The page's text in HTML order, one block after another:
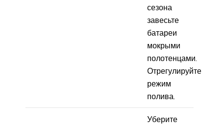
сезона
завесьте
батареи
мокрыми
полотенцами.
Отрегулируйте
режим
полива.
Уберите